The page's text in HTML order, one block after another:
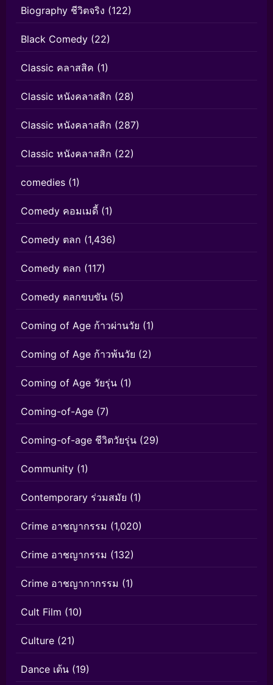
Biography ชีวิตจริง (122)
Black Comedy (22)
Classic คลาสสิค (1)
Classic หนังคลาสสิก (28)
Classic หนังคลาสสิก (287)
Classic หนังคลาสสิก (22)
comedies (1)
Comedy คอมเมดี้ (1)
Comedy ตลก (1,436)
Comedy ตลก (117)
Comedy ตลกขบขัน (5)
Coming of Age ก้าวผ่านวัย (1)
Coming of Age ก้าวพ้นวัย (2)
Coming of Age วัยรุ่น (1)
Coming-of-Age (7)
Coming-of-age ชีวิตวัยรุ่น (29)
Community (1)
Contemporary ร่วมสมัย (1)
Crime อาชญากรรม (1,020)
Crime อาชญากรรม (132)
Crime อาชญากากรรม (1)
Cult Film (10)
Culture (21)
Dance เต้น (19)